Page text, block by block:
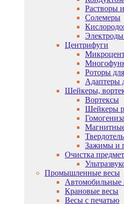
Растворы
Солемеры
Центрифуги
Роторы
Адаптеры
Шейкеры,
Вортексы
Шейкеры
Зажимы и
Очистка
Промышленные весы
Автомобильные
Крановые весы
Весы с печатью